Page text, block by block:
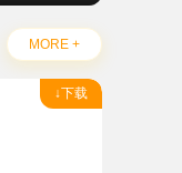
MORE +
↓下载